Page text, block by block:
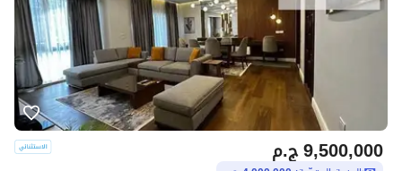
ج.م9,500,000